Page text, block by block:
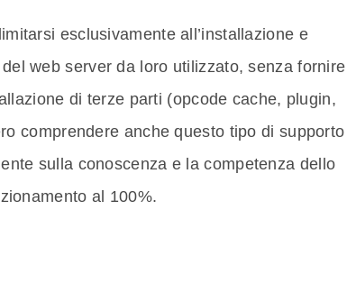
esclusivamente all’installazione e
web server da loro utilizzato, senza fornire
di terze parti (opcode cache, plugin,
comprendere anche questo tipo di supporto
sulla conoscenza e la competenza dello
al 100%.